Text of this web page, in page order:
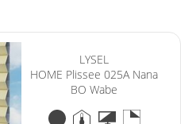
LYSEL
HOME Plissee 025A Nana
BO Wabe